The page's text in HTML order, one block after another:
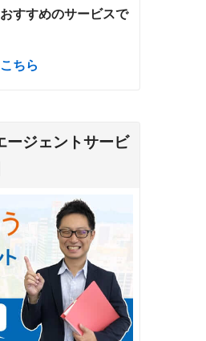
すすめのサービスで
ちら
ージェントサービ